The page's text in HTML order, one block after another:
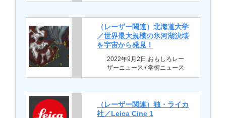
（レーザー関連）北海道大学
／世界最大規模の氷河湖決壊
を宇宙から発見！
2022年9月2日 おもしろレー
ザーニュース / 学術ニュース
（レーザー関連）独・ライカ
社／Leica Cine 1